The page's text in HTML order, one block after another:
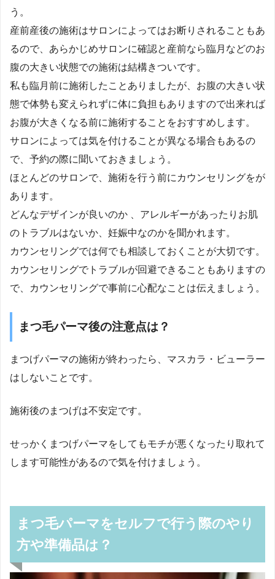
う。
産前産後の施術はサロンによってはお断りされることもあ
るので、あらかじめサロンに確認と産前なら臨月などのお
腹の大きい状態での施術は結構きついです。
私も臨月前に施術したことありましたが、お腹の大きい状
態で体勢も変えられずに体に負担もありますので出来れば
お腹が大きくなる前に施術することをおすすめします。
サロンによっては気を付けることが異なる場合もあるの
で、予約の際に聞いておきましょう。
ほとんどのサロンで、施術を行う前にカウンセリングをが
あります。
どんなデザインが良いのか 、アレルギーがあったりお肌
のトラブルはないか、妊娠中なのかを聞かれます。
カウンセリングでは何でも相談しておくことが大切です。
カウンセリングでトラブルが回避できることもありますの
で、カウンセリングで事前に心配なことは伝えましょう。
まつ毛パーマ後の注意点は？
まつげパーマの施術が終わったら、マスカラ・ビューラー
はしないことです。
施術後のまつげは不安定です。
せっかくまつげパーマをしてもモチが悪くなったり取れて
します可能性があるので気を付けましょう。
まつ毛パーマをセルフで行う際のやり
方や準備品は？